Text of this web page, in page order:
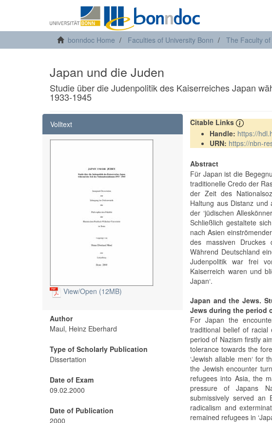
bonndoc Home Faculties of University Bonn The Faculty
Japan und die Juden
Studie über die Judenpolitik des Kaiserreiches Japan
1933-1945
Volltext
View/Open (12MB)
Author
Maul, Heinz Eberhard
Type of Scholarly Publication
Dissertation
Date of Exam
09.02.2000
Date of Publication
2000
Citable Links
Handle: https://
URN: https://nbn-
Abstract
Für Japan ist die
traditionelle Credo der
der Zeit des
Haltung aus Distanz und
der ‘jüdischen
Schließlich gestaltete
nach Asien
des massiven Druckes
Während Deutschland
Judenpolitik war frei
Kaiserreich waren und
Japan‘.
Japan and the Jews.
Jews during the period
For Japan the
traditional belief of racial
period of Nazism firstly
tolerance towards the
‘Jewish allable men‘ for
the Jewish encounter
refugees into Asia, the
pressure of Japans
submissively served an
radicalism and
remained refugees in